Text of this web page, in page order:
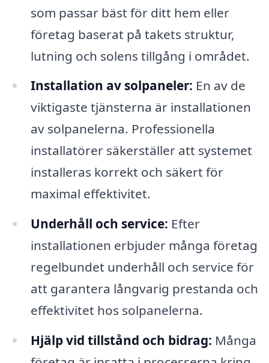
som passar bäst för ditt hem eller
företag baserat på takets struktur,
lutning och solens tillgång i området.
Installation av solpaneler: En av de
viktigaste tjänsterna är installationen
av solpanelerna. Professionella
installatörer säkerställer att systemet
installeras korrekt och säkert för
maximal effektivitet.
Underhåll och service: Efter
installationen erbjuder många företag
regelbundet underhåll och service för
att garantera långvarig prestanda och
effektivitet hos solpanelerna.
Hjälp vid tillstånd och bidrag: Många